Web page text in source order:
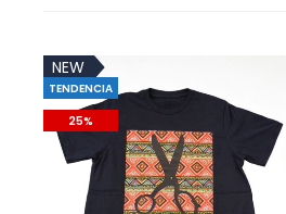
NEW
TENDENCIA
25%